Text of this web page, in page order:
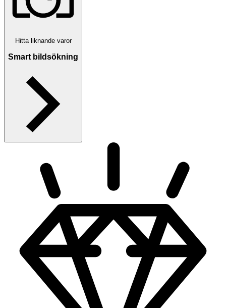
Hitta liknande varor
Smart bildsökning